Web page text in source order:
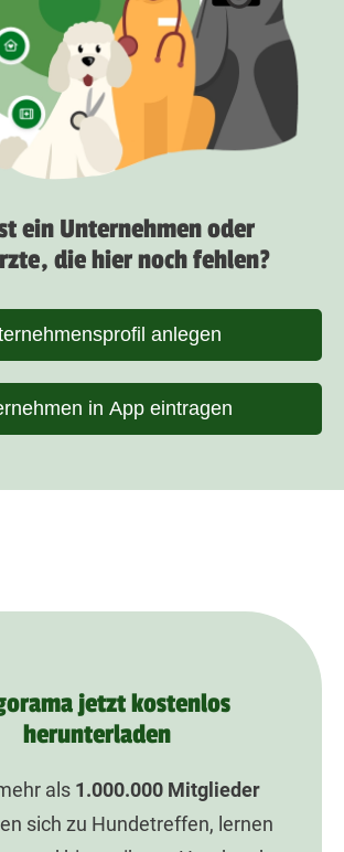
ein Unternehmen oder
die hier noch fehlen?
anlegen
in App eintragen
jetzt kostenlos
herunterladen
als 1.000.000Mitglieder
sich zu Hundetreffen, lernen